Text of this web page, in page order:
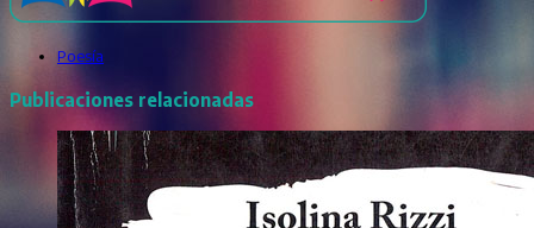
Poesía
Publicaciones relacionadas